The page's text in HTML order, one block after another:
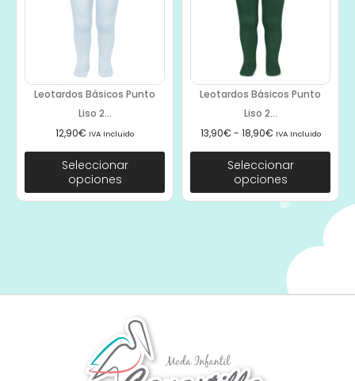
Leotardos Básicos Punto
Liso 2...
12,90€ IVA Incluido
Seleccionar
opciones
Leotardos Básicos Punto
Liso 2...
13,90€ - 18,90€ IVA Incluido
Seleccionar
opciones